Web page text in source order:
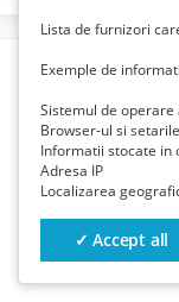
Lista de furnizori
Exemple de
Sistemul de operare
Browser-ul si
Informatii stocate in
Adresa IP
Localizarea
✓ Accept all